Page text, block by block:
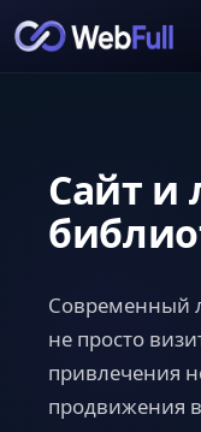
Сайт и
Современный
не просто
привлечения
продвижения